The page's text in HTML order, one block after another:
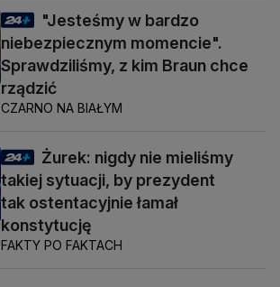
"Jesteśmy w bardzo
niebezpiecznym momencie".
Sprawdziliśmy, z kim Braun chce
rządzić
CZARNO NA BIAŁYM
Żurek: nigdy nie mieliśmy
takiej sytuacji, by prezydent
tak ostentacyjnie łamał
konstytucję
FAKTY PO FAKTACH